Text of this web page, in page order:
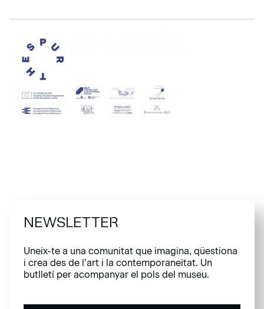
NEWSLETTER
Uneix-te a una comunitat que imagina, qüestiona
i crea des de l’art i la contemporaneïtat. Un
butlletí per acompanyar el pols del museu.